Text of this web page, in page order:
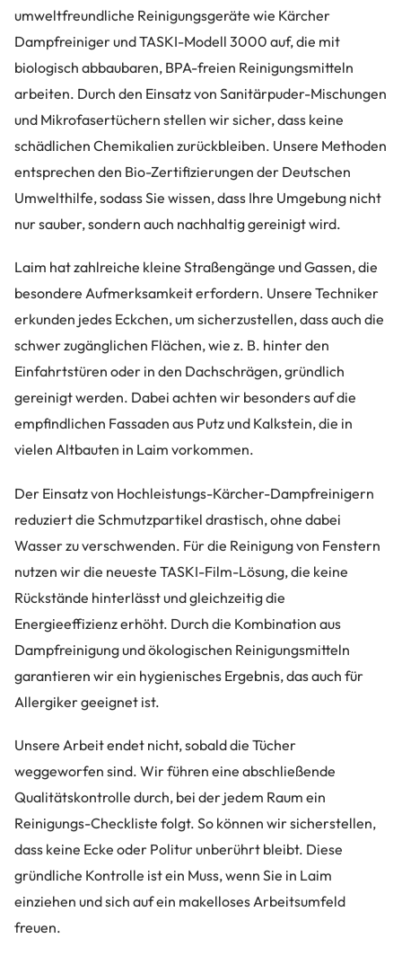
umweltfreundliche Reinigungsgeräte wie Kärcher
Dampfreiniger und TASKI-Modell 3000 auf, die mit
biologisch abbaubaren, BPA-freien Reinigungsmitteln
arbeiten. Durch den Einsatz von Sanitärpuder-Mischungen
und Mikrofasertüchern stellen wir sicher, dass keine
schädlichen Chemikalien zurückbleiben. Unsere Methoden
entsprechen den Bio-Zertifizierungen der Deutschen
Umwelthilfe, sodass Sie wissen, dass Ihre Umgebung nicht
nur sauber, sondern auch nachhaltig gereinigt wird.
Laim hat zahlreiche kleine Straßengänge und Gassen, die
besondere Aufmerksamkeit erfordern. Unsere Techniker
erkunden jedes Eckchen, um sicherzustellen, dass auch die
schwer zugänglichen Flächen, wie z. B. hinter den
Einfahrtstüren oder in den Dachschrägen, gründlich
gereinigt werden. Dabei achten wir besonders auf die
empfindlichen Fassaden aus Putz und Kalkstein, die in
vielen Altbauten in Laim vorkommen.
Der Einsatz von Hochleistungs-Kärcher-Dampfreinigern
reduziert die Schmutzpartikel drastisch, ohne dabei
Wasser zu verschwenden. Für die Reinigung von Fenstern
nutzen wir die neueste TASKI-Film-Lösung, die keine
Rückstände hinterlässt und gleichzeitig die
Energieeffizienz erhöht. Durch die Kombination aus
Dampfreinigung und ökologischen Reinigungsmitteln
garantieren wir ein hygienisches Ergebnis, das auch für
Allergiker geeignet ist.
Unsere Arbeit endet nicht, sobald die Tücher
weggeworfen sind. Wir führen eine abschließende
Qualitätskontrolle durch, bei der jedem Raum ein
Reinigungs-Checkliste folgt. So können wir sicherstellen,
dass keine Ecke oder Politur unberührt bleibt. Diese
gründliche Kontrolle ist ein Muss, wenn Sie in Laim
einziehen und sich auf ein makelloses Arbeitsumfeld
freuen.